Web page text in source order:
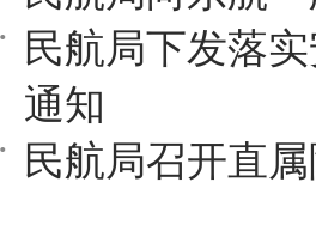
民航局下发落
通知
民航局召开直